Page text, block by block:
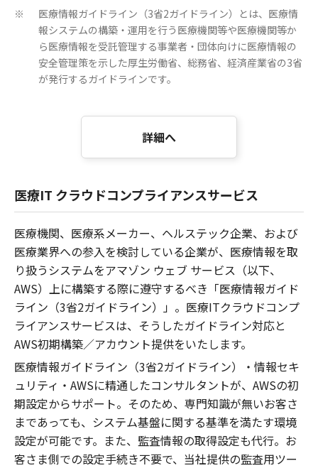
※
医療情報ガイドライン（3省2ガイドライン）とは、医療情
報システムの構築・運用を行う医療機関等や医療機関等か
ら医療情報を受託管理する事業者・団体向けに医療情報の
安全管理策を示した厚生労働省、総務省、経済産業省の3省
が発行するガイドラインです。
詳細へ
医療IT クラウドコンプライアンスサービス
医療機関、医療系メーカー、ヘルステック企業、および
医療業界への参入を検討している企業が、医療情報を取
り扱うシステムをアマゾン ウェブ サービス（以下、
AWS）上に構築する際に遵守するべき「医療情報ガイド
ライン（3省2ガイドライン）」。医療ITクラウドコンプ
ライアンスサービスは、そうしたガイドライン対応と
AWS初期構築／アカウント提供をいたします。
医療情報ガイドライン（3省2ガイドライン）・情報セキ
ュリティ・AWSに精通したコンサルタントが、AWSの初
期設定からサポート。そのため、専門知識が無いお客さ
まであっても、システム基盤に関する基準を満たす環境
設定が可能です。また、監査情報の取得設定も代行。お
客さま側での設定手続き不要で、当社提供の監査用ツー